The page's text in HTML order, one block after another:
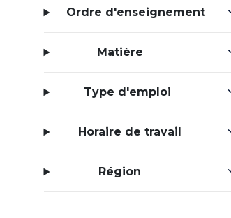
Ordre d'enseignement
Matière
Type d'emploi
Horaire de travail
Région